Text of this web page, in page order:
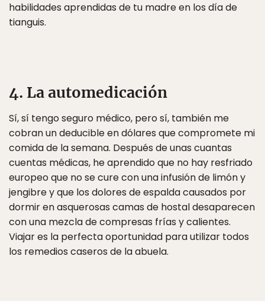
habilidades aprendidas de tu madre en los día de
tianguis.
4. La automedicación
Sí, sí tengo seguro médico, pero sí, también me
cobran un deducible en dólares que compromete mi
comida de la semana. Después de unas cuantas
cuentas médicas, he aprendido que no hay resfriado
europeo que no se cure con una infusión de limón y
jengibre y que los dolores de espalda causados por
dormir en asquerosas camas de hostal desaparecen
con una mezcla de compresas frías y calientes.
Viajar es la perfecta oportunidad para utilizar todos
los remedios caseros de la abuela.